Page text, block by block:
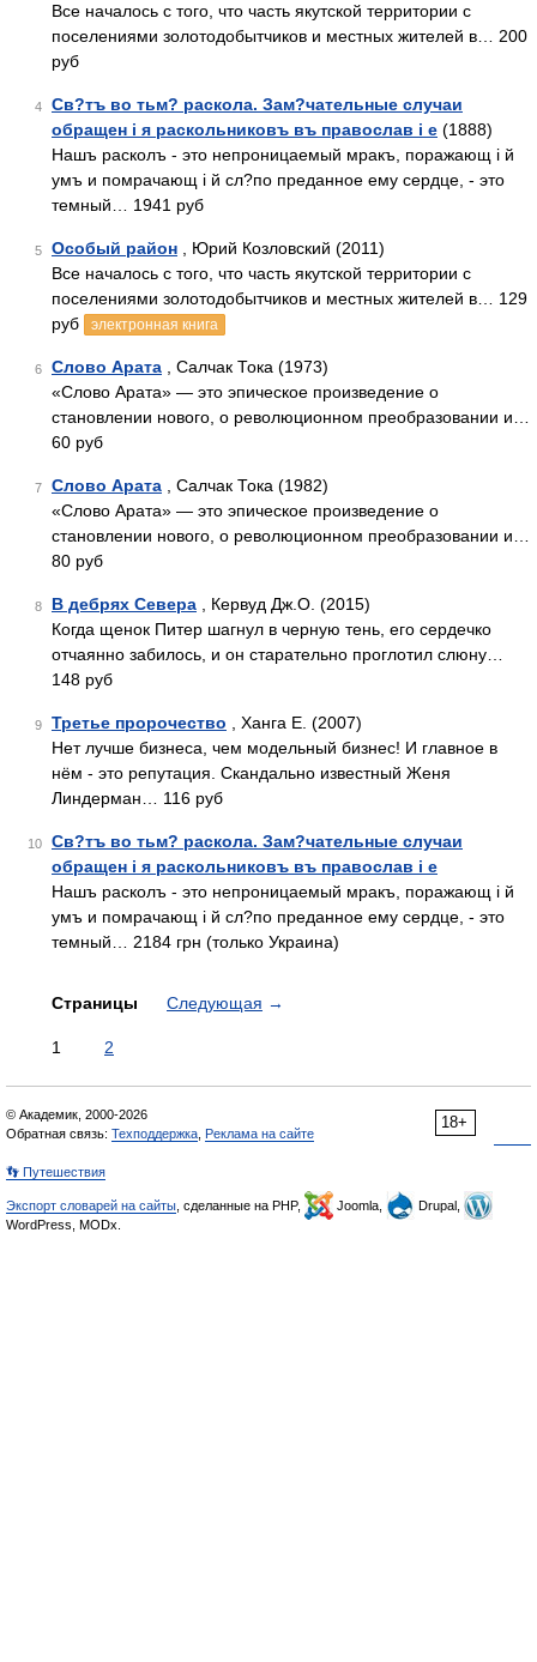
Все началось с того, что часть якутской территории с
поселениями золотодобытчиков и местных жителей в… 200
руб
4
Св?тъ во тьм? раскола. Зам?чательные случаи
обращен i я раскольниковъ въ православ i е (1888)
Нашъ расколъ - это непроницаемый мракъ, поражающ i й
умъ и помрачающ i й сл?по преданное ему сердце, - это
темный… 1941 руб
5 Особый район , Юрий Козловский (2011)
Все началось с того, что часть якутской территории с
поселениями золотодобытчиков и местных жителей в… 129
руб
электронная книга
6 Слово Арата , Салчак Тока (1973)
«Слово Арата» — это эпическое произведение о
становлении нового, о революционном преобразовании и…
60 руб
7 Слово Арата , Салчак Тока (1982)
«Слово Арата» — это эпическое произведение о
становлении нового, о революционном преобразовании и…
80 руб
8 В дебрях Севера , Кервуд Дж.О. (2015)
Когда щенок Питер шагнул в черную тень, его сердечко
отчаянно забилось, и он старательно проглотил слюну…
148 руб
9 Третье пророчество , Ханга Е. (2007)
Нет лучше бизнеса, чем модельный бизнес! И главное в
нём - это репутация. Скандально известный Женя
Линдерман… 116 руб
10
Св?тъ во тьм? раскола. Зам?чательные случаи
обращен i я раскольниковъ въ православ i е
Нашъ расколъ - это непроницаемый мракъ, поражающ i й
умъ и помрачающ i й сл?по преданное ему сердце, - это
темный… 2184 грн (только Украина)
Страницы Следующая →
1 2
18+
© Академик, 2000-2026
Обратная связь: Техподдержка Реклама на сайте
👣 Путешествия
Экспорт словарей на сайты , сделанные на PHP, Joomla,
Drupal,
WordPress, MODx.